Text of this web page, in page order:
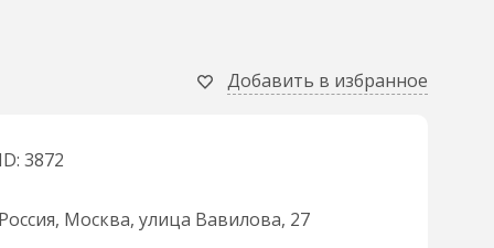
Добавить в избранное
3872
Москва, улица Вавилова, 27